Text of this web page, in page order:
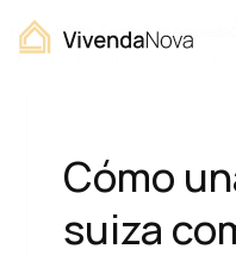
Home Blog,Compra de
Cómo una familia suiza compró
Cómo
suiza